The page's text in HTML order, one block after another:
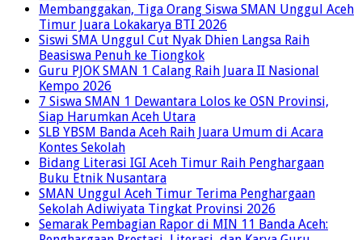
Membanggakan, Tiga Orang Siswa SMAN Unggul Aceh
Timur Juara Lokakarya BTI 2026
Siswi SMA Unggul Cut Nyak Dhien Langsa Raih
Beasiswa Penuh ke Tiongkok
Guru PJOK SMAN 1 Calang Raih Juara II Nasional
Kempo 2026
7 Siswa SMAN 1 Dewantara Lolos ke OSN Provinsi,
Siap Harumkan Aceh Utara
SLB YBSM Banda Aceh Raih Juara Umum di Acara
Kontes Sekolah
Bidang Literasi IGI Aceh Timur Raih Penghargaan
Buku Etnik Nusantara
SMAN Unggul Aceh Timur Terima Penghargaan
Sekolah Adiwiyata Tingkat Provinsi 2026
Semarak Pembagian Rapor di MIN 11 Banda Aceh: